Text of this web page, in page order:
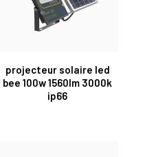
projecteur solaire led
bee 100w 1560lm 3000k
ip66